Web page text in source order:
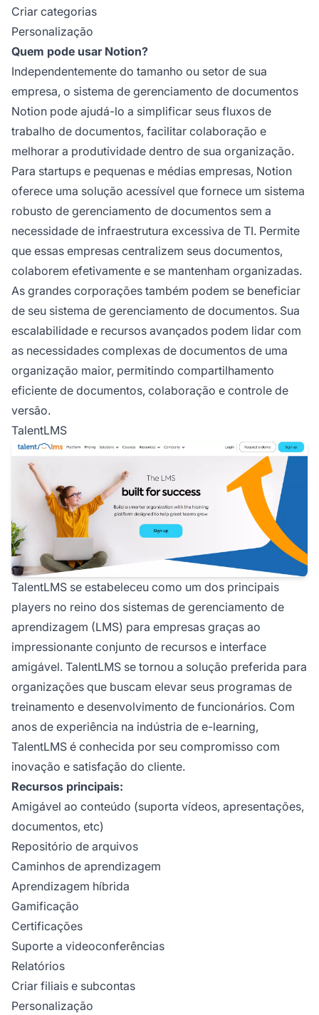
Criar categorias
Personalização
Quem pode usar Notion?
Independentemente do tamanho ou setor de sua
empresa, o sistema de gerenciamento de documentos
Notion pode ajudá-lo a simplificar seus fluxos de
trabalho de documentos, facilitar colaboração e
melhorar a produtividade dentro de sua organização.
Para startups e pequenas e médias empresas, Notion
oferece uma solução acessível que fornece um sistema
robusto de gerenciamento de documentos sem a
necessidade de infraestrutura excessiva de TI. Permite
que essas empresas centralizem seus documentos,
colaborem efetivamente e se mantenham organizadas.
As grandes corporações também podem se beneficiar
de seu sistema de gerenciamento de documentos. Sua
escalabilidade e recursos avançados podem lidar com
as necessidades complexas de documentos de uma
organização maior, permitindo compartilhamento
eficiente de documentos, colaboração e controle de
versão.
TalentLMS
TalentLMS se estabeleceu como um dos principais
players no reino dos sistemas de gerenciamento de
aprendizagem (LMS) para empresas graças ao
impressionante conjunto de recursos e interface
amigável. TalentLMS se tornou a solução preferida para
organizações que buscam elevar seus programas de
treinamento e desenvolvimento de funcionários. Com
anos de experiência na indústria de e-learning,
TalentLMS é conhecida por seu compromisso com
inovação e satisfação do cliente.
Recursos principais:
Amigável ao conteúdo (suporta vídeos, apresentações,
documentos, etc)
Repositório de arquivos
Caminhos de aprendizagem
Aprendizagem híbrida
Gamificação
Certificações
Suporte a videoconferências
Relatórios
Criar filiais e subcontas
Personalização